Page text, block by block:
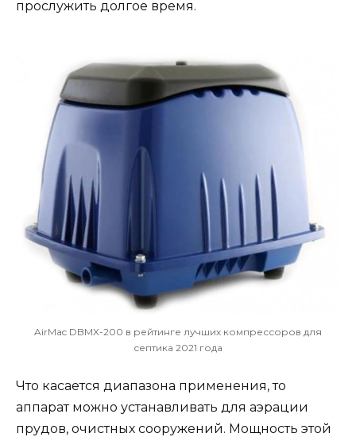
прослужить долгое время.
AirMac DBMX-200 в рейтинге лучших компрессоров для
септика 2021 года
Что касается диапазона применения, то
аппарат можно устанавливать для аэрации
прудов, очистных сооружений. Мощность этой